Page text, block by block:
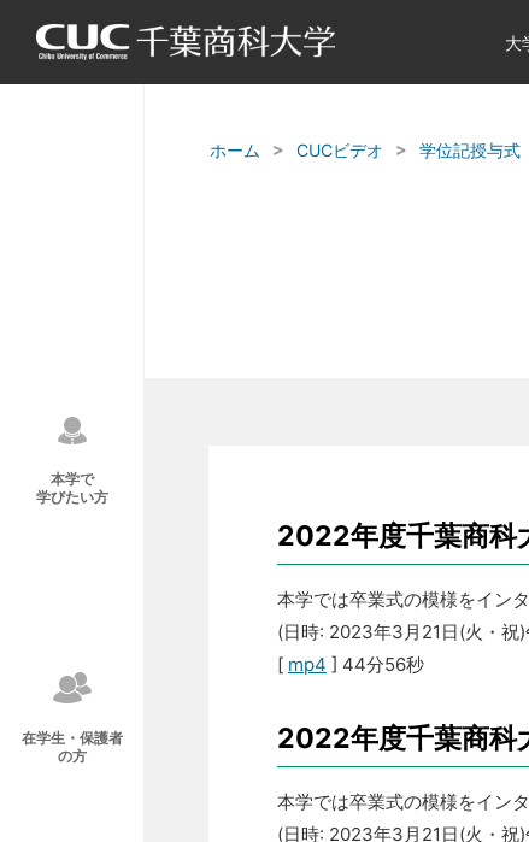
大
ホーム CUCビデオ 学位記授与式
2022年度千葉商科
本学では卒業式の模様をイン
(日時: 2023年3月21日(火・祝
[ mp4 ] 44分56秒
2022年度千葉商科
本学では卒業式の模様をイン
(日時: 2023年3月21日(火・祝
本学で
学びたい方
在学生・保護者
の方